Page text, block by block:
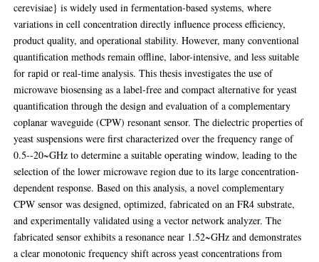
cerevisiae} is widely used in fermentation-based systems, where
variations in cell concentration directly influence process efficiency,
product quality, and operational stability. However, many conventional
quantification methods remain offline, labor-intensive, and less suitable
for rapid or real-time analysis. This thesis investigates the use of
microwave biosensing as a label-free and compact alternative for yeast
quantification through the design and evaluation of a complementary
coplanar waveguide (CPW) resonant sensor. The dielectric properties of
yeast suspensions were first characterized over the frequency range of
0.5--20~GHz to determine a suitable operating window, leading to the
selection of the lower microwave region due to its large concentration-
dependent response. Based on this analysis, a novel complementary
CPW sensor was designed, optimized, fabricated on an FR4 substrate,
and experimentally validated using a vector network analyzer. The
fabricated sensor exhibits a resonance near 1.52~GHz and demonstrates
a clear monotonic frequency shift across yeast concentrations from